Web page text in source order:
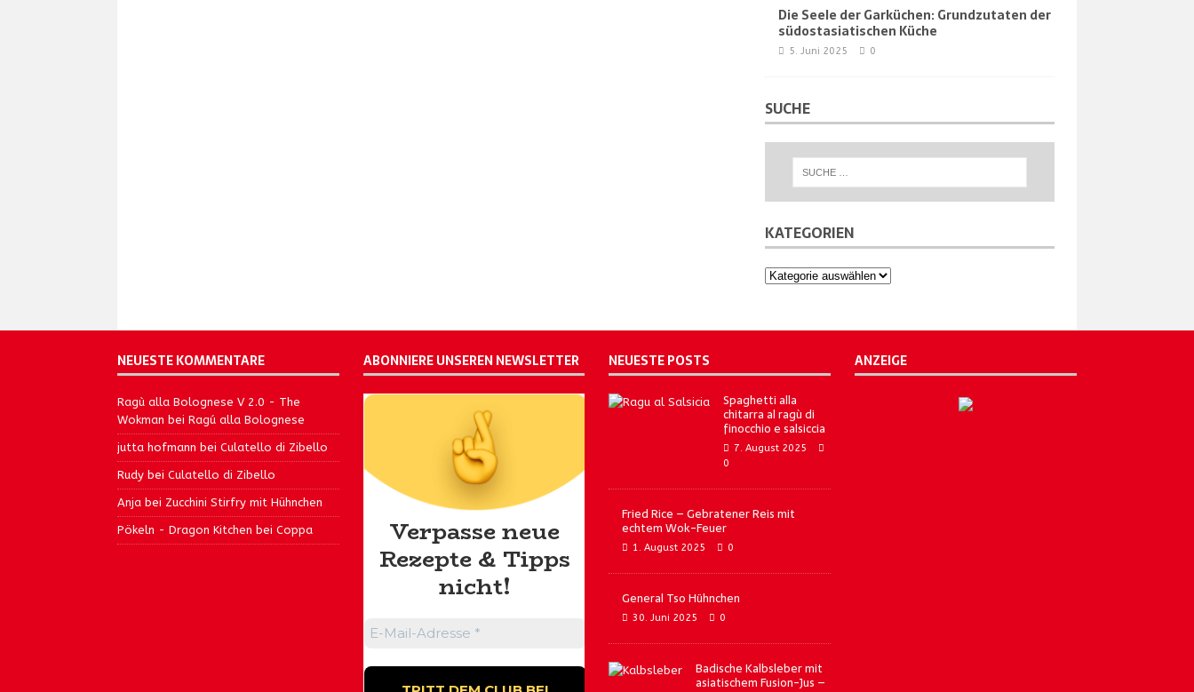
Die Seele der Garküchen: Grundzutaten der
südostasiatischen Küche
5. Juni 2025 0
SUCHE
KATEGORIEN
Kategorien
NEUESTE KOMMENTARE
Ragù alla Bolognese V 2.0 - The
Wokman bei Ragú alla Bolognese
jutta hofmann bei Culatello di Zibello
Rudy bei Culatello di Zibello
Anja bei Zucchini Stirfry mit Hühnchen
Pökeln - Dragon Kitchen bei Coppa
ABONNIERE UNSEREN NEWSLETTER
Verpasse neue
Rezepte & Tipps
nicht!
NEUESTE POSTS
Spaghetti alla
chitarra al ragù di
finocchio e salsiccia
7. August 2025
0
Fried Rice – Gebratener Reis mit
echtem Wok-Feuer
1. August 2025 0
General Tso Hühnchen
30. Juni 2025 0
Badische Kalbsleber mit
asiatischem Fusion-Jus –
ANZEIGE